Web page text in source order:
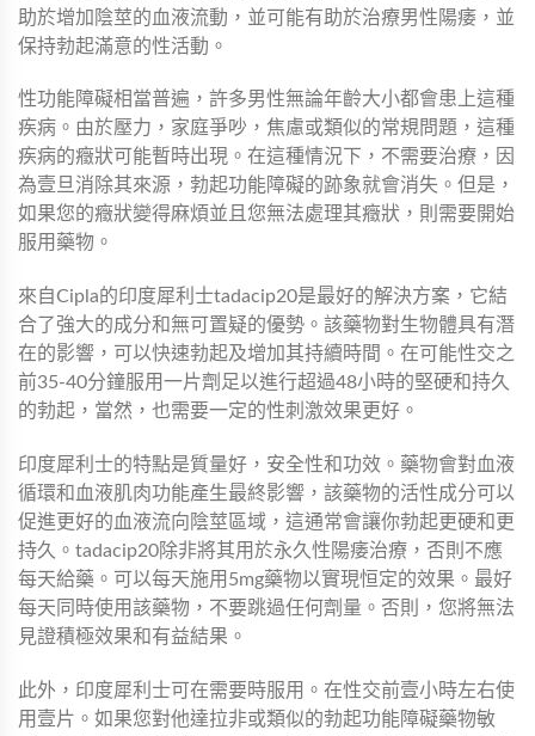
助於增加陰莖的血液流動，並可能有助於治療男性陽痿，並
保持勃起滿意的性活動。
性功能障礙相當普遍，許多男性無論年齡大小都會患上這種
疾病。由於壓力，家庭爭吵，焦慮或類似的常規問題，這種
疾病的癥狀可能暫時出現。在這種情況下，不需要治療，因
為壹旦消除其來源，勃起功能障礙的跡象就會消失。但是，
如果您的癥狀變得麻煩並且您無法處理其癥狀，則需要開始
服用藥物。
來自Cipla的印度犀利士tadacip20是最好的解決方案，它結
合了強大的成分和無可置疑的優勢。該藥物對生物體具有潛
在的影響，可以快速勃起及增加其持續時間。在可能性交之
前35-40分鐘服用一片劑足以進行超過48小時的堅硬和持久
的勃起，當然，也需要一定的性刺激效果更好。
印度犀利士的特點是質量好，安全性和功效。藥物會對血液
循環和血液肌肉功能產生最終影響，該藥物的活性成分可以
促進更好的血液流向陰莖區域，這通常會讓你勃起更硬和更
持久。tadacip20除非將其用於永久性陽痿治療，否則不應
每天給藥。可以每天施用5mg藥物以實現恒定的效果。最好
每天同時使用該藥物，不要跳過任何劑量。否則，您將無法
見證積極效果和有益結果。
此外，印度犀利士可在需要時服用。在性交前壹小時左右使
用壹片。如果您對他達拉非或類似的勃起功能障礙藥物敏